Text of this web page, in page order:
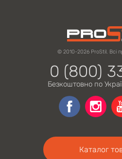
© 2010-2026 ProStil. Всі
0 (800)
Безкоштовно по
Каталог